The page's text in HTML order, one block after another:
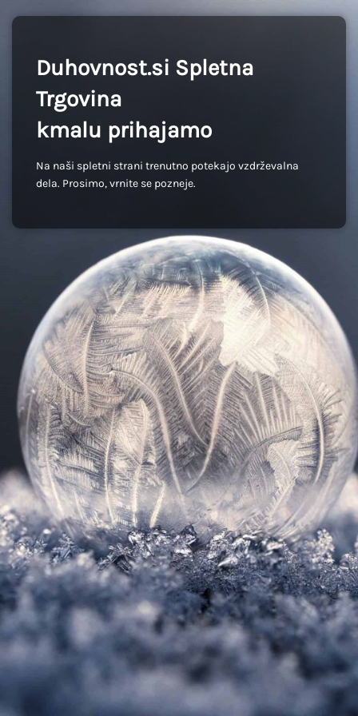
Duhovnost.si Spletna
Trgovina
kmalu prihajamo
Na naši spletni strani trenutno potekajo vzdrževalna
dela. Prosimo, vrnite se pozneje.